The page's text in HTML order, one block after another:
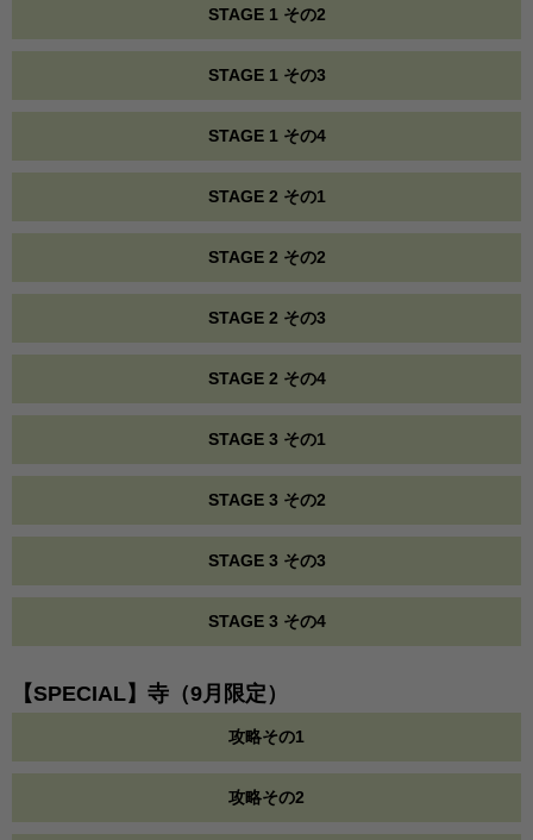
STAGE 1 その2
STAGE 1 その3
STAGE 1 その4
STAGE 2 その1
STAGE 2 その2
STAGE 2 その3
STAGE 2 その4
STAGE 3 その1
STAGE 3 その2
STAGE 3 その3
STAGE 3 その4
【SPECIAL】寺（9月限定）
攻略その1
攻略その2